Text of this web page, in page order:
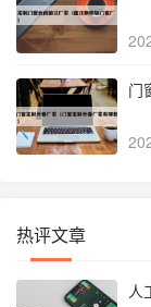
门
热评文章
人